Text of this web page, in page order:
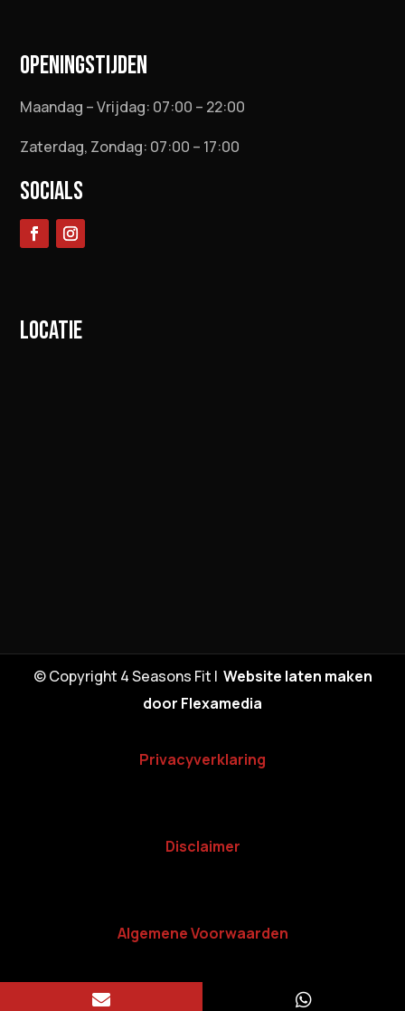
OPENINGSTIJDEN
Maandag – Vrijdag: 07:00 – 22:00
Zaterdag, Zondag: 07:00 – 17:00
SOCIALS
LOCATIE
© Copyright 4 Seasons Fit | Website laten maken
door Flexamedia
Privacyverklaring
Disclaimer
Algemene Voorwaarden
 